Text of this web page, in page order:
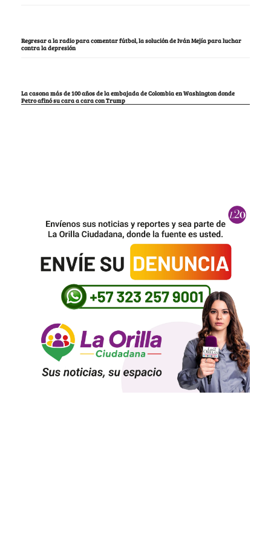
Regresar a la radio para comentar fútbol, la solución de Iván Mejía para luchar
contra la depresión
La casona más de 100 años de la embajada de Colombia en Washington donde
Petro afinó su cara a cara con Trump